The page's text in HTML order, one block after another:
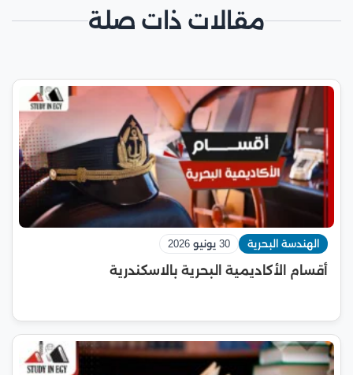
مقالات ذات صلة
الهندسة البحرية 30 يونيو 2026
أقسام الأكاديمية البحرية بالاسكندرية